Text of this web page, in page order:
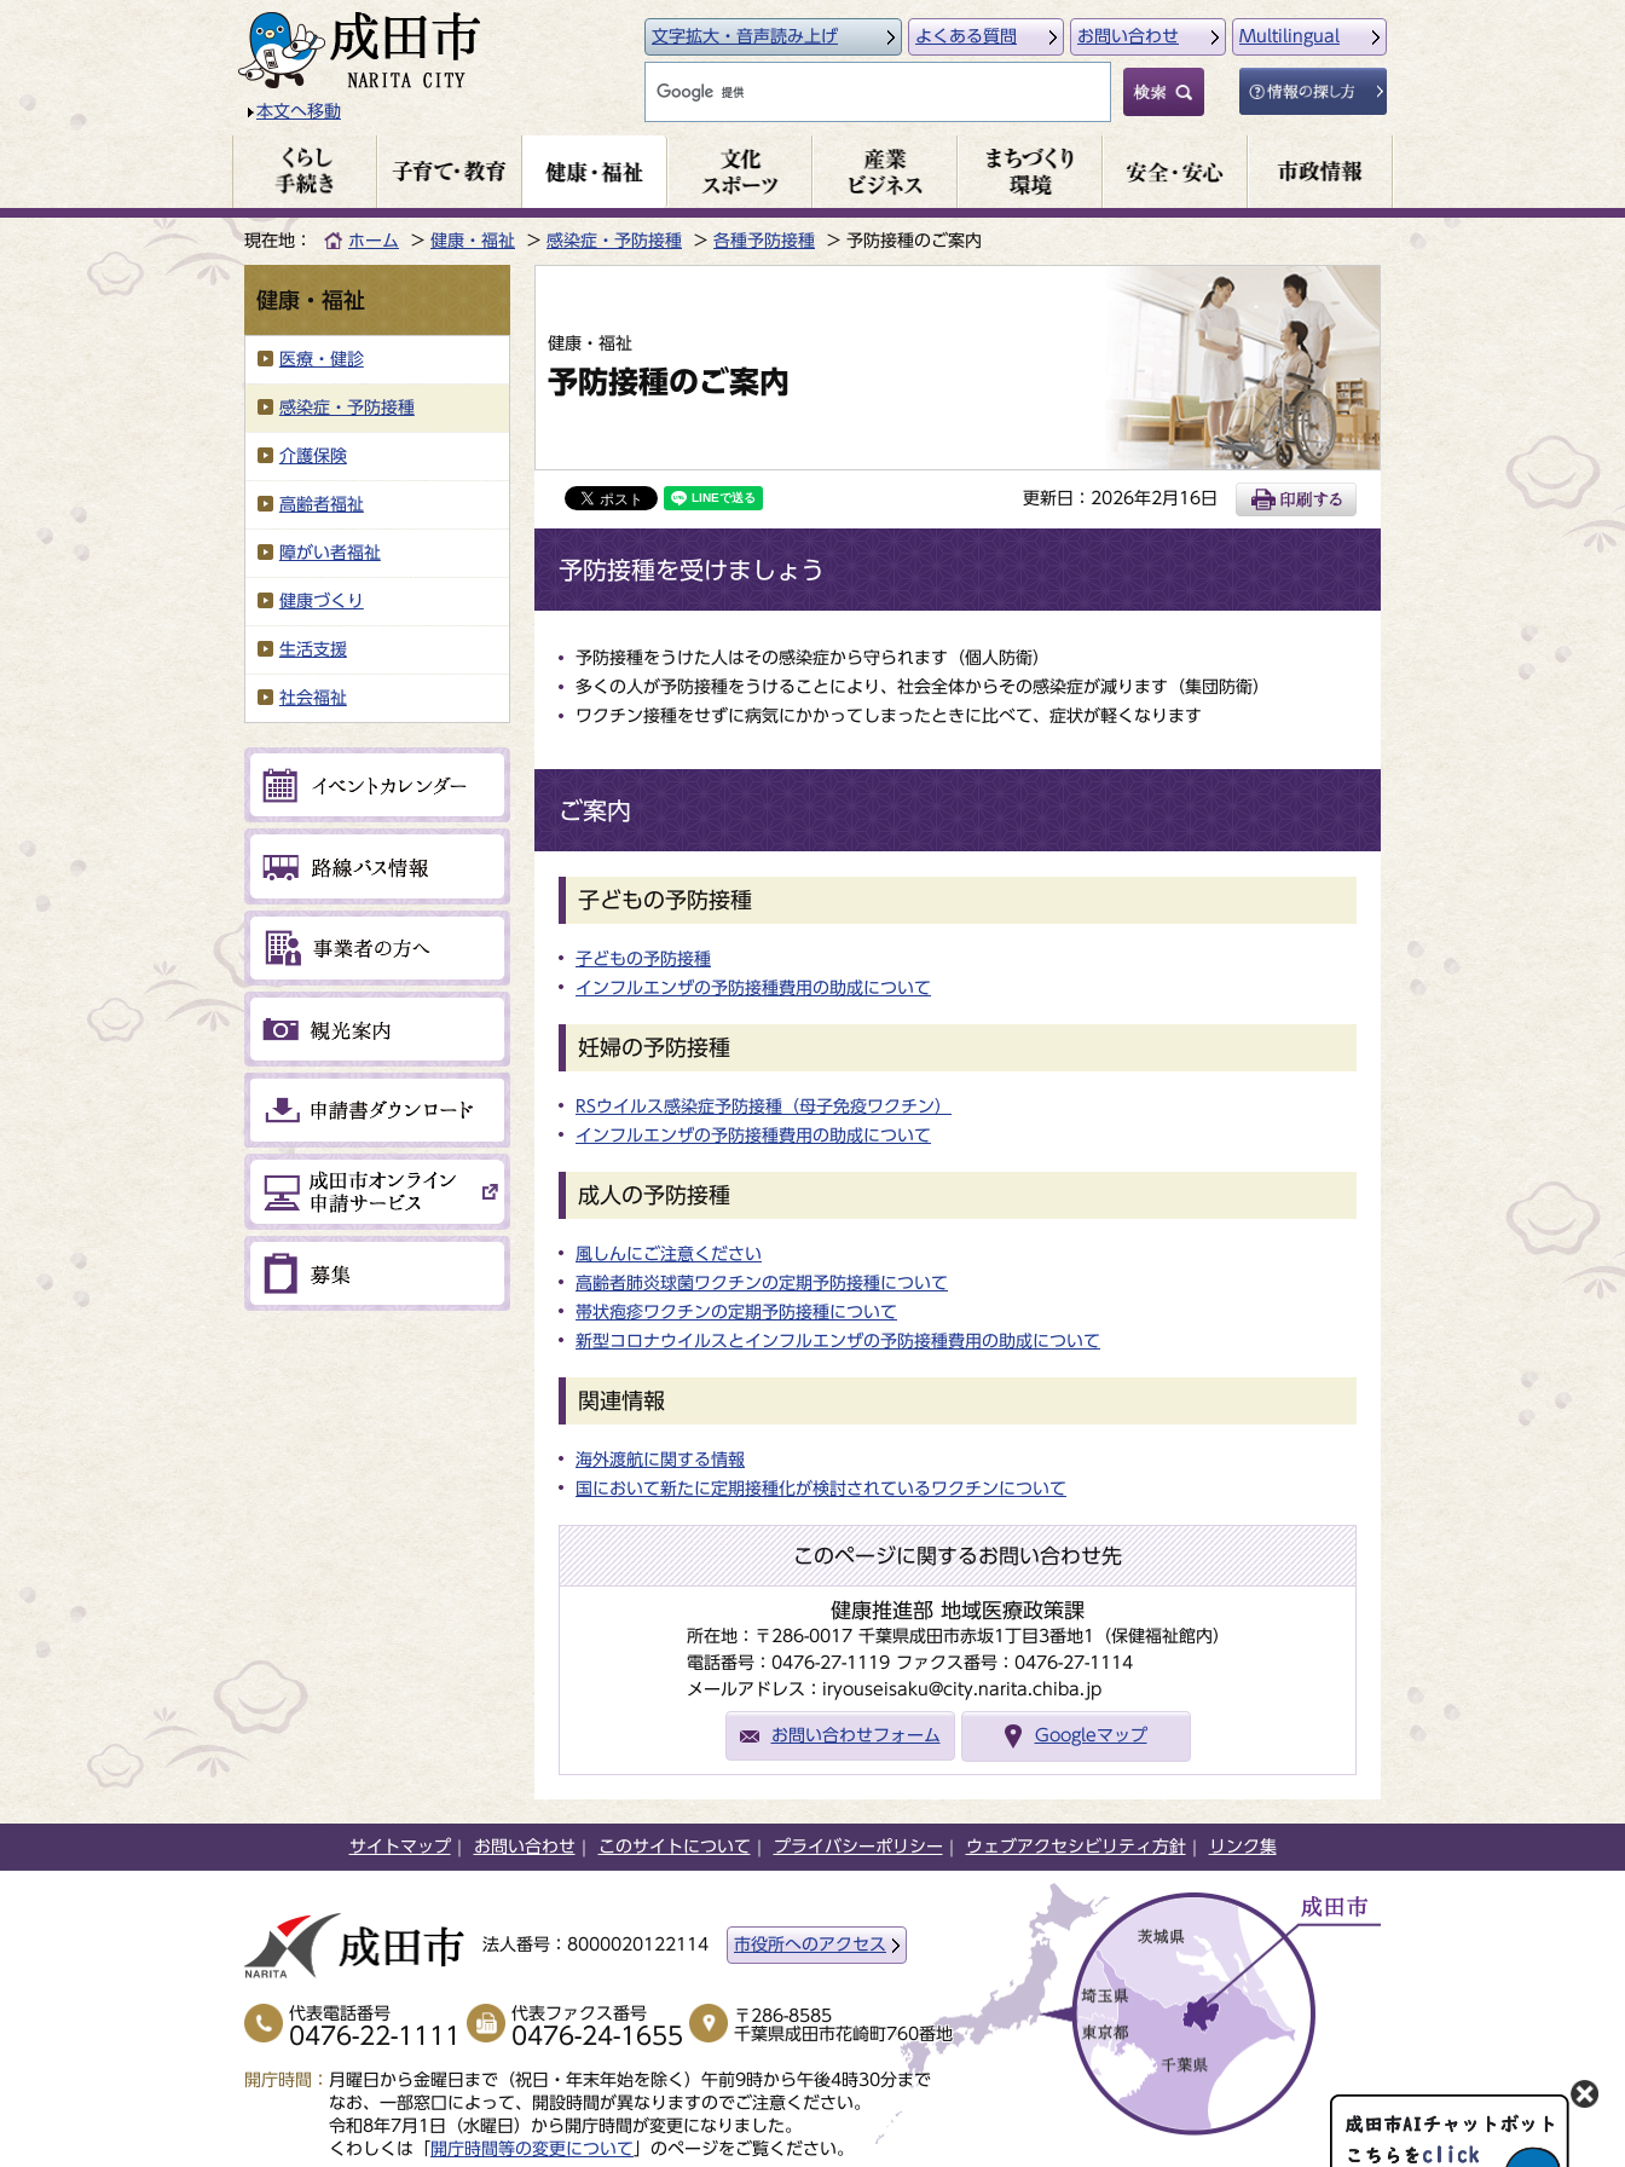
本文へ移動
文字拡大・音声読み上げ よくある質問 お問い合わせ Multilingual
現在地： ホーム 健康・福祉 感染症・予防接種 各種予防接種 予防接種のご案内
健康・福祉
予防接種のご案内
更新日：2026年2月16日
予防接種を受けましょう
予防接種をうけた人はその感染症から守られます（個人防衛）
多くの人が予防接種をうけることにより、社会全体からその感染症が減ります（集団防衛）
ワクチン接種をせずに病気にかかってしまったときに比べて、症状が軽くなります
ご案内
子どもの予防接種
子どもの予防接種
インフルエンザの予防接種費用の助成について
妊婦の予防接種
RSウイルス感染症予防接種（母子免疫ワクチン）
インフルエンザの予防接種費用の助成について
成人の予防接種
風しんにご注意ください
高齢者肺炎球菌ワクチンの定期予防接種について
帯状疱疹ワクチンの定期予防接種について
新型コロナウイルスとインフルエンザの予防接種費用の助成について
関連情報
海外渡航に関する情報
国において新たに定期接種化が検討されているワクチンについて
このページに関するお問い合わせ先
健康推進部 地域医療政策課
所在地：〒286-0017 千葉県成田市赤坂1丁目3番地1（保健福祉館内）
電話番号：0476-27-1119 ファクス番号：0476-27-1114
メールアドレス：iryouseisaku@city.narita.chiba.jp
お問い合わせフォーム Googleマップ
健康・福祉
医療・健診
感染症・予防接種
介護保険
高齢者福祉
障がい者福祉
健康づくり
生活支援
社会福祉
サイトマップ お問い合わせ このサイトについて プライバシーポリシー ウェブアクセシビリティ方針 リンク集
法人番号：8000020122114 市役所へのアクセス
代表電話番号
0476-22-1111
代表ファクス番号
0476-24-1655
〒286-8585
千葉県成田市花崎町760番地
開庁時間
月曜日から金曜日まで（祝日・年末年始を除く）午前9時から午後4時30分まで
なお、一部窓口によって、開設時間が異なりますのでご注意ください。
令和8年7月1日（水曜日）から開庁時間が変更になりました。
くわしくは「 開庁時間等の変更について 」のページをご覧ください。